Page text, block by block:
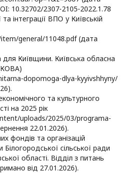
10.32702/2307-2105-2022.1.78
інтеграції ВПО у Київській
general/11048.pdf (дата
Київщини. Київська обласна
dopomoga-dlya-kyyivshhyny/
та культурного
на 2025 рік
uploads/2025/03/programa-
22.01.2026).
фондів та організацій
сільської ради
області. Відділ з питань
від 27.01.2026).